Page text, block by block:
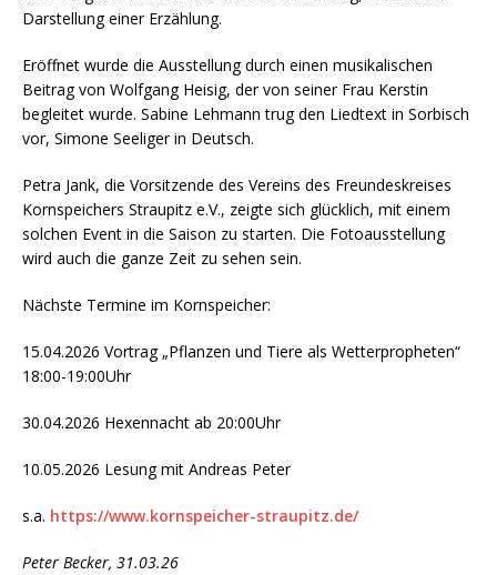
Darstellung einer Erzählung.
Eröffnet wurde die Ausstellung durch einen musikalischen
Beitrag von Wolfgang Heisig, der von seiner Frau Kerstin
begleitet wurde. Sabine Lehmann trug den Liedtext in Sorbisch
vor, Simone Seeliger in Deutsch.
Petra Jank, die Vorsitzende des Vereins des Freundeskreises
Kornspeichers Straupitz e.V., zeigte sich glücklich, mit einem
solchen Event in die Saison zu starten. Die Fotoausstellung
wird auch die ganze Zeit zu sehen sein.
Nächste Termine im Kornspeicher:
15.04.2026 Vortrag „Pflanzen und Tiere als Wetterpropheten“
18:00-19:00Uhr
30.04.2026 Hexennacht ab 20:00Uhr
10.05.2026 Lesung mit Andreas Peter
s.a. https://www.kornspeicher-straupitz.de/
Peter Becker, 31.03.26